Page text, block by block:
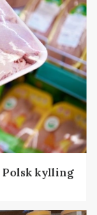
Polsk kylling